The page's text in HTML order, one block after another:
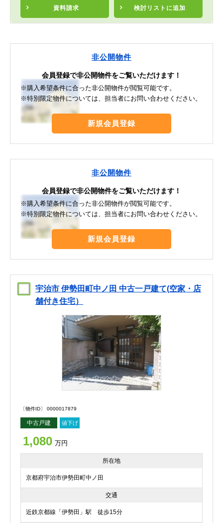
資料請求 検討リスト に追加
非公開物件
会員登録で非公開物件をご覧いただけます！
※購入希望条件に合った非公開物件が閲覧可能です。
※特別限定物件については、担当者にお問い合わせください。
新規会員登録
非公開物件
会員登録で非公開物件をご覧いただけます！
※購入希望条件に合った非公開物件が閲覧可能です。
※特別限定物件については、担当者にお問い合わせください。
新規会員登録
宇治市 伊勢田町中ノ田 中古一戸建て(空家・店
舗付き住宅）
〔物件ID〕 0000017879
中古戸建 値下げ
1,080 万円
所在地
京都府宇治市伊勢田町中ノ田
交通
近鉄京都線「伊勢田」駅 徒歩15分